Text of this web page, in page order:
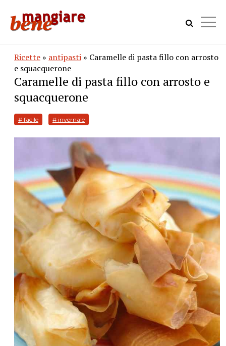
Ricette » antipasti » Caramelle di pasta fillo con arrosto
e squacquerone
Caramelle di pasta fillo con arrosto e
squacquerone
# facile # invernale